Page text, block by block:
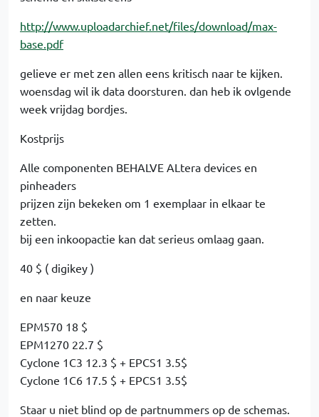
http://www.uploadarchief.net/files/download/max-
base.pdf
gelieve er met zen allen eens kritisch naar te kijken.
woensdag wil ik data doorsturen. dan heb ik ovlgende
week vrijdag bordjes.
Kostprijs
Alle componenten BEHALVE ALtera devices en
pinheaders
prijzen zijn bekeken om 1 exemplaar in elkaar te
zetten.
bij een inkoopactie kan dat serieus omlaag gaan.
40 $ ( digikey )
en naar keuze
EPM570 18 $
EPM1270 22.7 $
Cyclone 1C3 12.3 $ + EPCS1 3.5$
Cyclone 1C6 17.5 $ + EPCS1 3.5$
Staar u niet blind op de partnummers op de schemas.